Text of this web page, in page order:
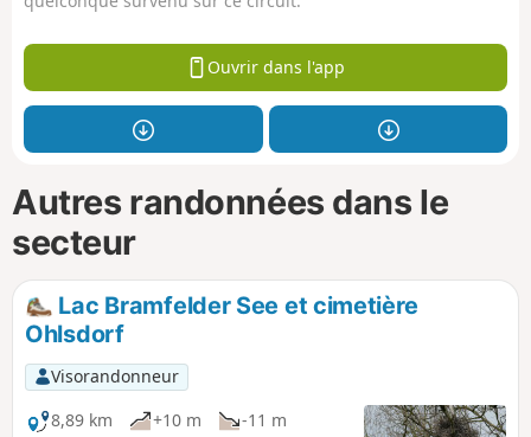
Ouvrir dans l'app
Autres randonnées dans le
secteur
Lac Bramfelder See et cimetière
Ohlsdorf
Visorandonneur
8,89 km
+10 m
-11 m